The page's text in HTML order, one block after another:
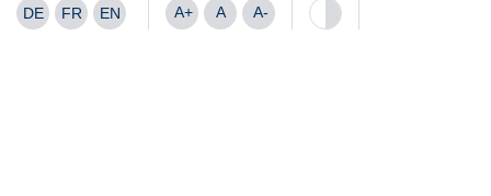
DE FR EN A+ A A-